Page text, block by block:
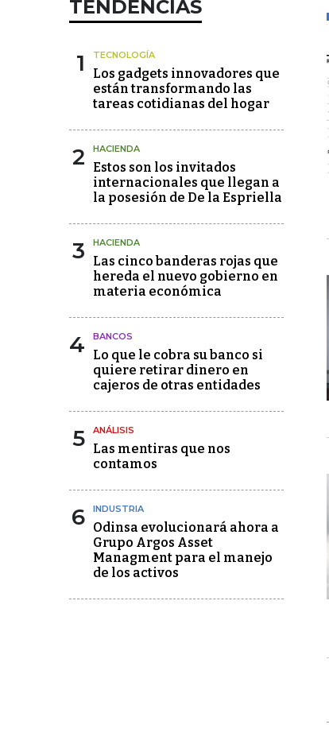
TENDENCIAS
1 TECNOLOGÍA
Los gadgets innovadores que
están transformando las
tareas cotidianas del hogar
2 HACIENDA
Estos son los invitados
internacionales que llegan a
la posesión de De la Espriella
3 HACIENDA
Las cinco banderas rojas que
hereda el nuevo gobierno en
materia económica
4 BANCOS
Lo que le cobra su banco si
quiere retirar dinero en
cajeros de otras entidades
5 ANÁLISIS
Las mentiras que nos
contamos
6 INDUSTRIA
Odinsa evolucionará ahora a
Grupo Argos Asset
Managment para el manejo
de los activos